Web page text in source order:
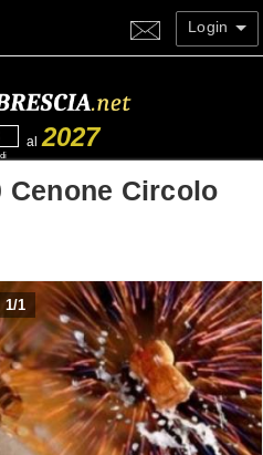
Login
al 2027
Cenone Circolo
1/1